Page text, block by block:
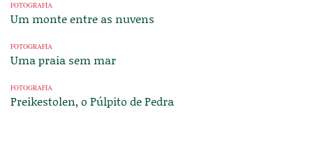
FOTOGRAFIA
Um monte entre as nuvens
FOTOGRAFIA
Uma praia sem mar
FOTOGRAFIA
Preikestolen, o Púlpito de Pedra